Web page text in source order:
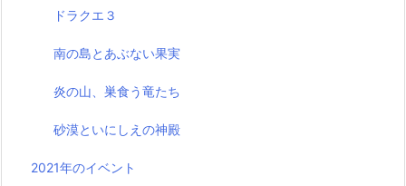
ドラクエ３
南の島とあぶない果実
炎の山、巣食う竜たち
砂漠といにしえの神殿
2021年のイベント